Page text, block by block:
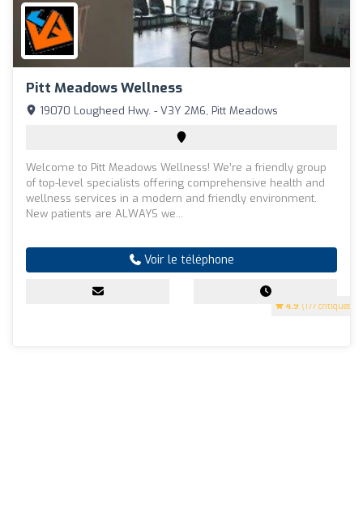
Pitt Meadows Wellness
4.9 (177 critiques)
19070 Lougheed Hwy. - V3Y 2M6, Pitt Meadows
Welcome to Pitt Meadows Wellness! We’re a friendly group
of top-level specialists offering comprehensive health and
wellness services in a modern and friendly environment.
New patients are ALWAYS we...
Voir le téléphone